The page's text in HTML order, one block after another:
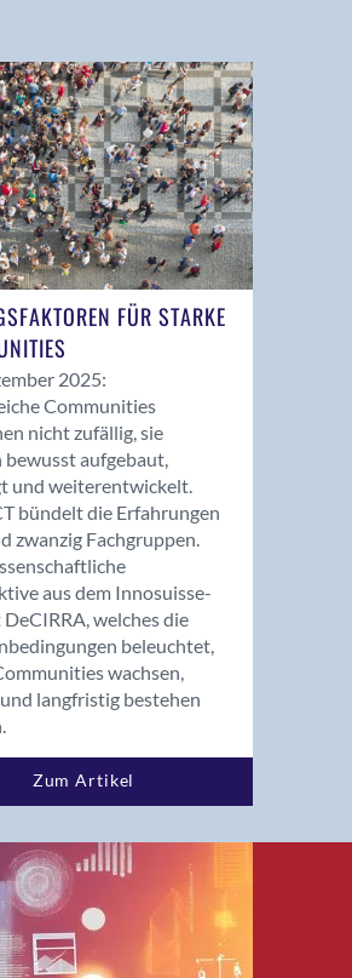
FÜR STARKE
2025:
Communities
nicht zufällig, sie
aufgebaut,
und weiterentwickelt.
bündelt die Erfahrungen
zwanzig Fachgruppen.
aus dem Innosuisse-
welches die
beleuchtet,
wachsen,
langfristig bestehen
Zum Artikel